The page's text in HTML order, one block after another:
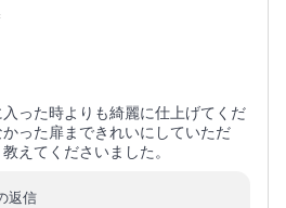
った時よりも綺麗に仕上げてくだ
った扉まできれいにしていただ
えてくださいました。
返信